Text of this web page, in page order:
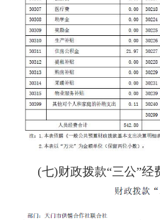
(七)财政拨款“三公”经